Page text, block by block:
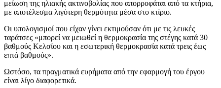
μείωση της ηλιακής ακτινοβολίας που απορροφάται από τα κτήρια,
με αποτέλεσμα λιγότερη θερμότητα μέσα στο κτίριο.
Οι υπολογισμοί που είχαν γίνει εκτιμούσαν ότι με τις λευκές
ταράτσες «μπορεί να μειωθεί η θερμοκρασία της στέγης κατά 30
βαθμούς Κελσίου και η εσωτερική θερμοκρασία κατά τρεις έως
επτά βαθμούς».
Ωστόσο, τα πραγματικά ευρήματα από την εφαρμογή του έργου
είναι λίγο διαφορετικά.